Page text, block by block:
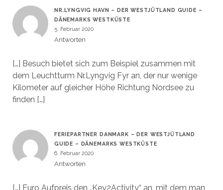
NR.LYNGVIG HAVN – DER WESTJÜTLAND GUIDE –
DÄNEMARKS WESTKÜSTE
5. Februar 2020
Antworten
[…] Besuch bietet sich zum Beispiel zusammen mit
dem Leuchtturm Nr.Lyngvig Fyr an, der nur wenige
Kilometer auf gleicher Höhe Richtung Nordsee zu
finden […]
FERIEPARTNER DANMARK – DER WESTJÜTLAND
GUIDE – DÄNEMARKS WESTKÜSTE
6. Februar 2020
Antworten
[…] Euro Aufpreis den „Key2Activity“ an, mit dem man